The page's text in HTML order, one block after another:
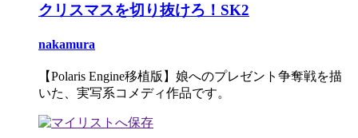
クリスマスを切り抜けろ！SK2
nakamura
【Polaris Engine移植版】娘へのプレゼント争奪戦を描
いた、実写系コメディ作品です。